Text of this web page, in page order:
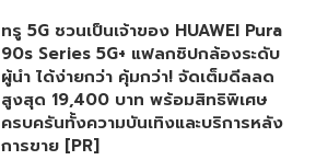
ทรู 5G ชวนเป็นเจ้าของ HUAWEI Pura
90s Series 5G+ แฟลกชิปกล้องระดับ
ผู้นำ ได้ง่ายกว่า คุ้มกว่า! จัดเต็มดีลลด
สูงสุด 19,400 บาท พร้อมสิทธิพิเศษ
ครบครันทั้งความบันเทิงและบริการหลัง
การขาย [PR]